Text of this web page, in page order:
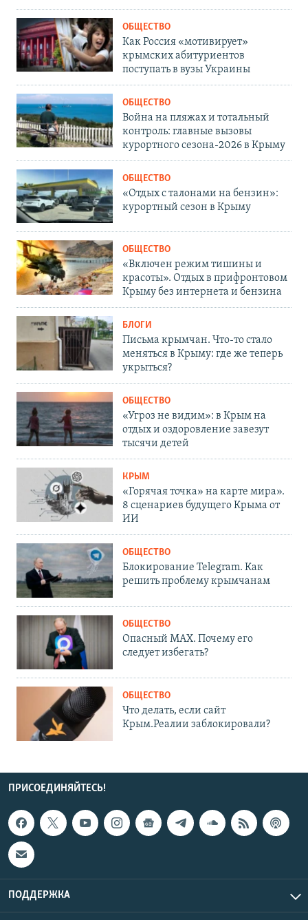
ОБЩЕСТВО
Как Россия «мотивирует»
крымских абитуриентов
поступать в вузы Украины
ОБЩЕСТВО
Война на пляжах и тотальный
контроль: главные вызовы
курортного сезона-2026 в Крыму
ОБЩЕСТВО
«Отдых с талонами на бензин»:
курортный сезон в Крыму
ОБЩЕСТВО
«Включен режим тишины и
красоты». Отдых в прифронтовом
Крыму без интернета и бензина
БЛОГИ
Письма крымчан. Что-то стало
меняться в Крыму: где же теперь
укрыться?
ОБЩЕСТВО
«Угроз не видим»: в Крым на
отдых и оздоровление завезут
тысячи детей
КРЫМ
«Горячая точка» на карте мира».
8 сценариев будущего Крыма от
ИИ
ОБЩЕСТВО
Блокирование Telegram. Как
решить проблему крымчанам
ОБЩЕСТВО
Опасный MAX. Почему его
следует избегать?
ОБЩЕСТВО
Что делать, если сайт
Крым.Реалии заблокировали?
ПРИСОЕДИНЯЙТЕСЬ!
ПОДДЕРЖКА